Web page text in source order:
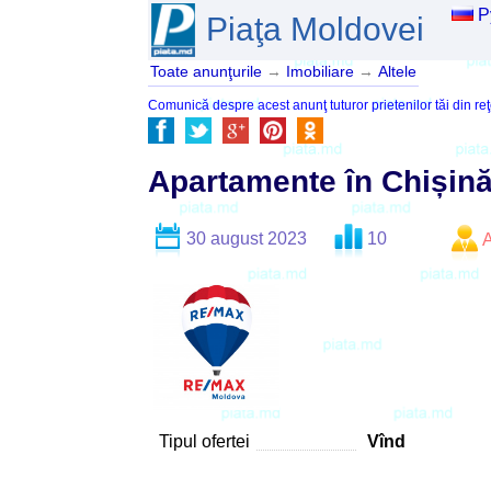
Piaţa Moldovei
Toate anunţurile → Imobiliare → Altele
Comunică despre acest anunţ tuturor prietenilor tăi din
Apartamente în
30 august 2023 10
Tipul ofertei Vînd